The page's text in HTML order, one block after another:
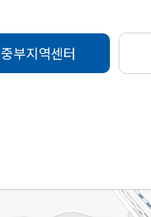
중부지역센터